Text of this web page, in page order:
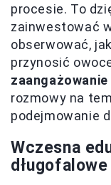
procesie. To
zainwestować
obserwować,
przynosić
rozmowy na
podejmowanie
Wczesna